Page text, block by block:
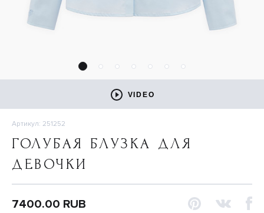
VIDEO
Артикул: 251252
ГОЛУБАЯ БЛУЗКА ДЛЯ
ДЕВОЧКИ
7400.00 RUB